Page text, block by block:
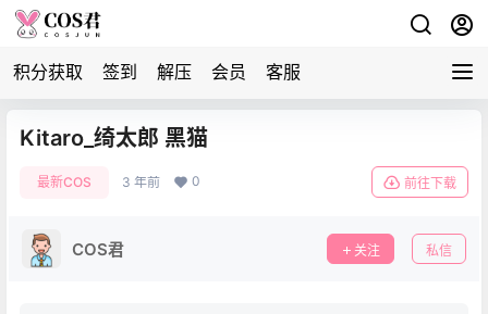
积分获取 签到 解压 会员 客服
Kitaro_绮太郎 黑猫
最新COS 3 年前 0 前往下载
COS君 关注 私信